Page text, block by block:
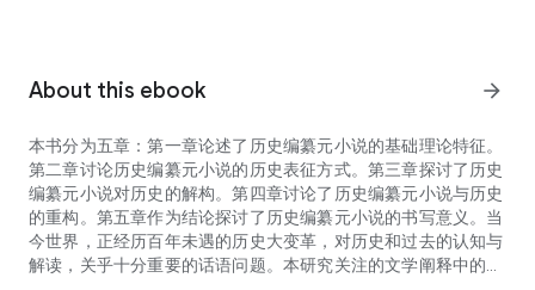
About this ebook arrow_forward
本书分为五章：第一章论述了历史编纂元小说的基础理论特征。
第二章讨论历史编纂元小说的历史表征方式。第三章探讨了历史
编纂元小说对历史的解构。第四章讨论了历史编纂元小说与历史
的重构。第五章作为结论探讨了历史编纂元小说的书写意义。当
今世界，正经历百年未遇的历史大变革，对历史和过去的认知与
解读，关乎十分重要的话语问题。本研究关注的文学阐释中的历